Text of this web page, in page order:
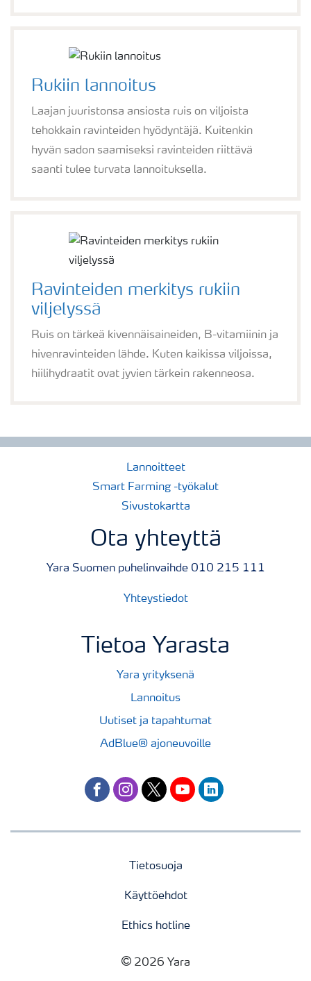
Rukiin lannoitus
Laajan juuristonsa ansiosta ruis on viljoista
tehokkain ravinteiden hyödyntäjä. Kuitenkin
hyvän sadon saamiseksi ravinteiden riittävä
saanti tulee turvata lannoituksella.
Ravinteiden merkitys rukiin
viljelyssä
Ruis on tärkeä kivennäisaineiden, B-vitamiinin ja
hivenravinteiden lähde. Kuten kaikissa viljoissa,
hiilihydraatit ovat jyvien tärkein rakenneosa.
Lannoitteet
Smart Farming -työkalut
Sivustokartta
Ota yhteyttä
Yara Suomen puhelinvaihde 010 215 111
Yhteystiedot
Tietoa Yarasta
Yara yrityksenä
Lannoitus
Uutiset ja tapahtumat
AdBlue® ajoneuvoille
facebookinstagram
twitteryoutubelinkedin
Tietosuoja
Käyttöehdot
Ethics hotline
2026 Yara